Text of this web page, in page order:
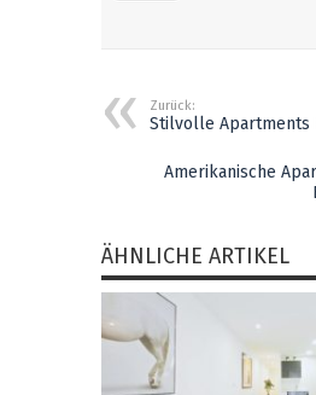
Zurück:
Stilvolle Apartments
Amerikanische
ÄHNLICHE ARTIKEL